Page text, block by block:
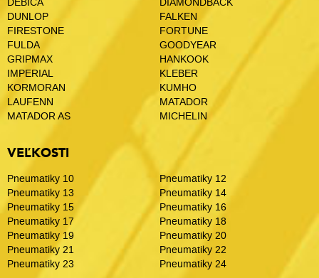
DUNLOP
FALKEN
FIRESTONE
FORTUNE
FULDA
GOODYEAR
GRIPMAX
HANKOOK
IMPERIAL
KLEBER
KORMORAN
KUMHO
LAUFENN
MATADOR
MATADOR AS
MICHELIN
VEĽKOSTI
Pneumatiky 10
Pneumatiky 12
Pneumatiky 13
Pneumatiky 14
Pneumatiky 15
Pneumatiky 16
Pneumatiky 17
Pneumatiky 18
Pneumatiky 19
Pneumatiky 20
Pneumatiky 21
Pneumatiky 22
Pneumatiky 23
Pneumatiky 24